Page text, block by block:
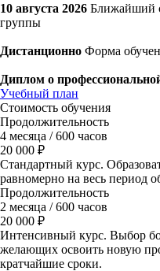
10 августа 2026 Ближайший
группы
Дистанционно Форма
Диплом о
Учебный план
Стоимость обучения
Продолжительность
4 месяца / 600 часов
20 000 ₽
Стандартный курс.
равномерно на весь период
Продолжительность
2 месяца / 600 часов
20 000 ₽
Интенсивный курс. Выбор
желающих освоить новую
кратчайшие сроки.